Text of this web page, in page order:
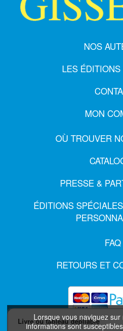
Lorsque vous naviguez
informations sont
Livre ou tableau dépliable
NOS
LES
MON
OÙ TROUVER
PRESSE &
ÉDITIONS
FAQ
RETOURS ET